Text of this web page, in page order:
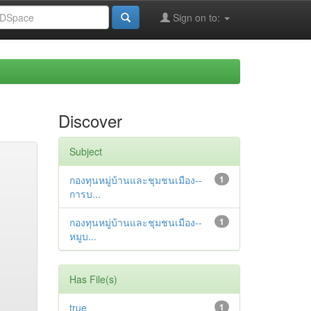
Sign on to:
Discover
Subject
1
กองทุนหมู่บ้านและชุมชนเมือง--
การบ...
1
กองทุนหมู่บ้านและชุมชนเมือง--
หมูบ...
Has File(s)
1
true